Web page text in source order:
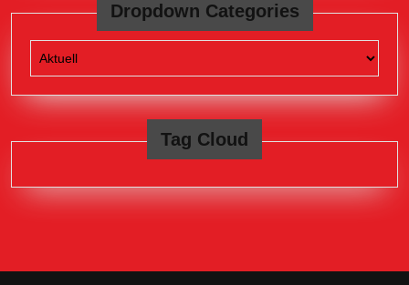
Dropdown Categories
Tag Cloud